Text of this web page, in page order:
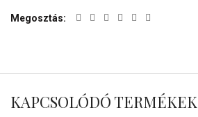
Megosztás
KAPCSOLÓDÓ TERMÉKEK